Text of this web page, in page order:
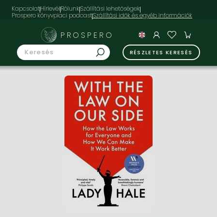
KapcsolatHírlevélRólunkSzállítási lehetőségek
Prospero könyvpiaci podcast
PROSPERO
RÉSZLETES KERESÉS